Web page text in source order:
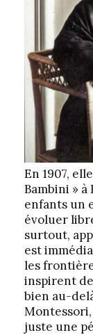
En 1907,
Bambini »
enfants un
évoluer
surtout,
est
les
inspirent
bien au-
Montessori,
juste une